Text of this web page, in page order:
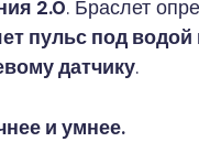
2.0. Браслет
пульс под
датчику.
и умнее.